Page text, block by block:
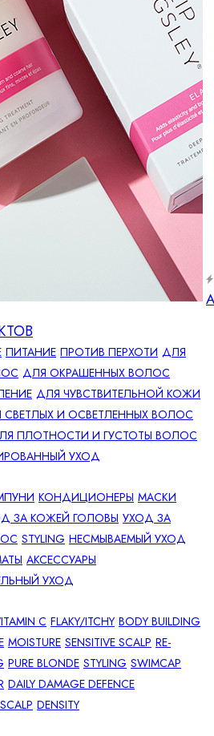
ПИТАНИЕ ПРОТИВ ПЕРХОТИ ДЛЯ
ДЛЯ ОКРАШЕННЫХ ВОЛОС
ДЛЯ ЧУВСТВИТЕЛЬНОЙ КОЖИ
СВЕТЛЫХ И ОСВЕТЛЕННЫХ ВОЛОС
ПЛОТНОСТИ И ГУСТОТЫ ВОЛОС
УХОД
КОНДИЦИОНЕРЫ МАСКИ
ЗА КОЖЕЙ ГОЛОВЫ УХОД ЗА
STYLING НЕСМЫВАЕМЫЙ УХОД
АКСЕССУАРЫ
УХОД
C FLAKY/ITCHY BODY BUILDING
MOISTURE SENSITIVE SCALP RE-
PURE BLONDE STYLING SWIMCAP
DAILY DAMAGE DEFENCE
DENSITY